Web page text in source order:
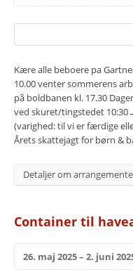
Kære alle beboere pa
10.00 venter sommerens
pã boldbanen kl. 17.30
ved skuret/tingstedet
(varighed: til vi er færdige
Årets skattejagt for børn &
Detaljer om
Container til
26. maj 2025 – 2. juni